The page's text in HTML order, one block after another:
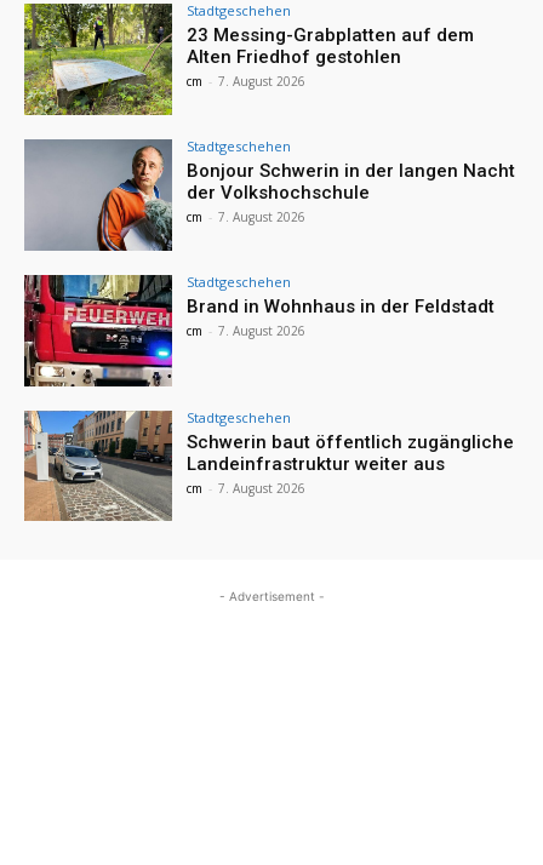
Stadtgeschehen
23 Messing-Grabplatten auf dem
Alten Friedhof gestohlen
cm - 7. August 2026
Stadtgeschehen
Bonjour Schwerin in der langen Nacht
der Volkshochschule
cm - 7. August 2026
Stadtgeschehen
Brand in Wohnhaus in der Feldstadt
cm - 7. August 2026
Stadtgeschehen
Schwerin baut öffentlich zugängliche
Landeinfrastruktur weiter aus
cm - 7. August 2026
- Advertisement -